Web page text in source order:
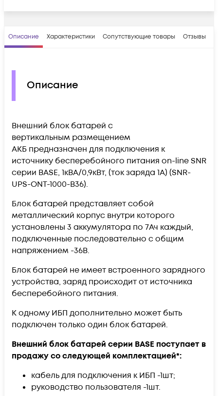
Описание Характеристики Сопутствующие товары Отзывы
Описание
Внешний блок батарей с
вертикальным размещением
АКБ предназначен для подключения к
источнику бесперебойного питания on-line SNR
серии BASE, 1кВА/0,9кВт, (ток заряда 1А) (SNR-
UPS-ONT-1000-B36).
Блок батарей представляет собой
металлический корпус внутри которого
установлены 3 аккумулятора по 7Ач каждый,
подключенные последовательно с общим
напряжением -36В.
Блок батарей не имеет встроенного зарядного
устройства, заряд происходит от источника
бесперебойного питания.
К одному ИБП дополнительно может быть
подключен только один блок батарей.
Внешний блок батарей серии BASE поступает в
продажу со следующей комплектацией*:
кабель для подключения к ИБП -1шт;
руководство пользователя -1шт.